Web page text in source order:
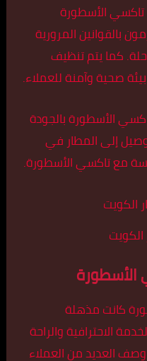
تاكسي الأسطورة
بالقوانين المرورية
كما يتم تنظيف
صحية وآمنة للعملاء.
الأسطورة بالجودة
إلى المطار في
مع تاكسي الأسطورة.
الأسطورة
كانت مذهلة
الاحترافية والراحة
العديد من العملاء